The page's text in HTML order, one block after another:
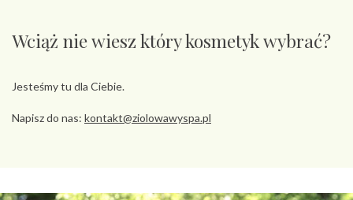
Wciąż nie wiesz który kosmetyk wybrać?
Jesteśmy tu dla Ciebie.
Napisz do nas: kontakt@ziolowawyspa.pl